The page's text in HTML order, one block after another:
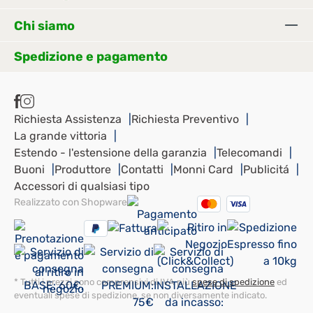
Chi siamo
Spedizione e pagamento
Richiesta Assistenza
Richiesta Preventivo
La grande vittoria
Estendo - l'estensione della garanzia
Telecomandi
Buoni
Produttore Contatti Monni Card
Publicitá
Accessori di qualsiasi tipo
Realizzato con Shopware
* Tutti i prezzi sono comprensivi di IVA piùspese di spedizione ed
eventuali spese di spedizione, se non diversamente indicato.